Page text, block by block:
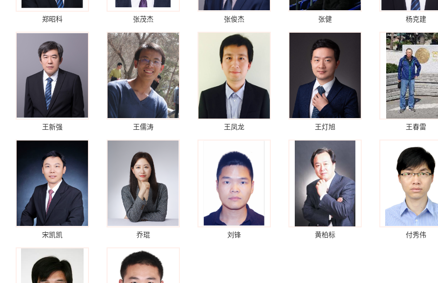
郑昭科 张茂杰 张俊杰 张健 杨克建
王新强 王儒涛 王凤龙 王灯旭 王春雷
宋凯凯 乔琨 刘锋 黄柏标 付秀伟